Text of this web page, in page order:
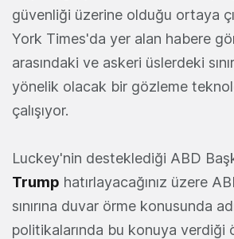
güvenliği üzerine olduğu ortaya
York Times'da yer alan habere
arasındaki ve askeri üslerdeki
yönelik olacak bir gözleme
çalışıyor.
Luckey'nin desteklediği ABD
Trump hatırlayacağınız üzere
sınırına duvar örme konusunda
politikalarında bu konuya verdiği